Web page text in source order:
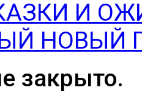
И
НОВЫЙ
закрыто.